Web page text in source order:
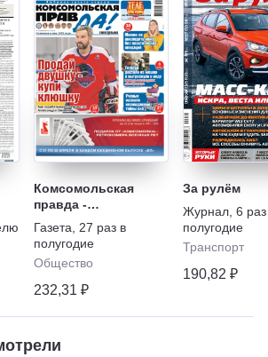
Комсомольская
правда -
Еженедельник с
"Телепрограммой"
Газета
27 раз в
полугодие
Общество
232,31 ₽
За рулём
Журнал 6
полугодие
Транспорт
190,82 ₽